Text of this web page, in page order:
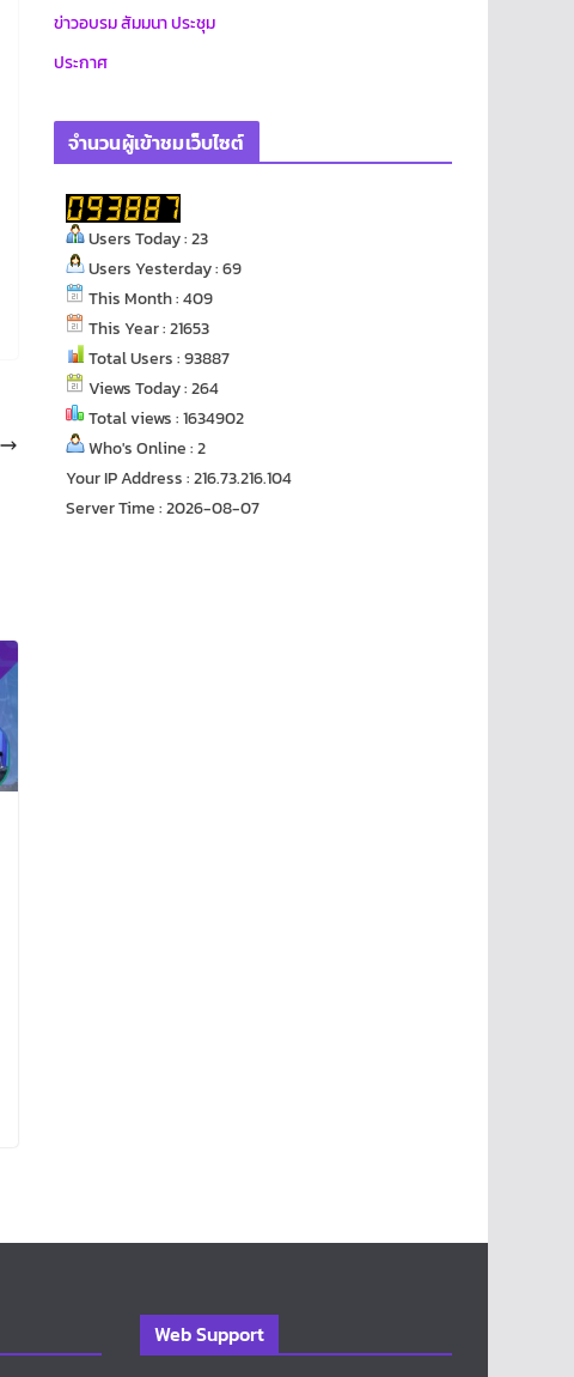
ข่าวอบรม สัมมนา ประชุม
ประกาศ
จำนวนผู้เข้าชมเว็บไซต์
Users Today : 23
Users Yesterday : 69
This Month : 409
This Year : 21653
Total Users : 93887
Views Today : 264
Total views : 1634902
Who's Online : 2
Your IP Address : 216.73.216.104
Server Time : 2026-08-07
Web Support